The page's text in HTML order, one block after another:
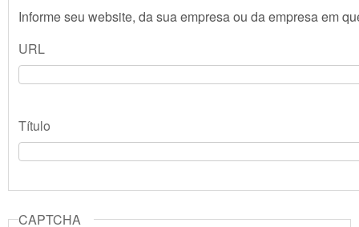
Informe seu website, da sua empresa ou da empresa em
URL
Título
CAPTCHA